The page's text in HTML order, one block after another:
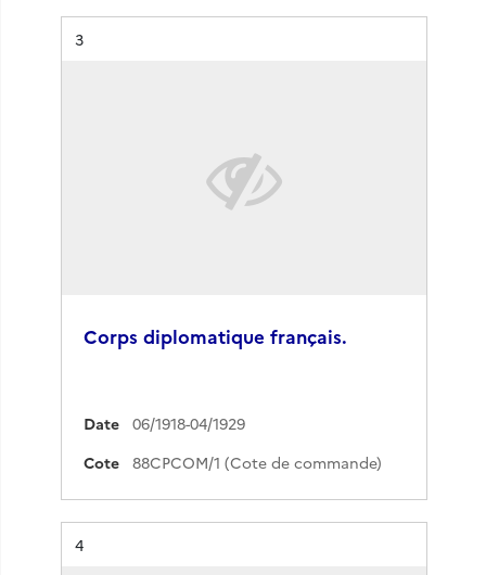
Résultat n°
3
Corps diplomatique français.
Date
06/1918-04/1929
Cote
88CPCOM/1 (Cote de commande)
Résultat n°
4